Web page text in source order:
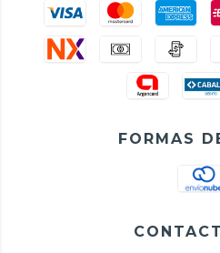
FORMAS